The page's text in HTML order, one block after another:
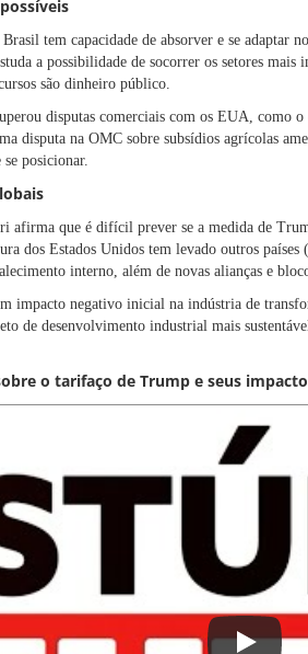
tem capacidade de absorver e se adaptar
a possibilidade de socorrer os setores mais
são dinheiro público.
disputas comerciais com os EUA, como
disputa na OMC sobre subsídios agrícolas
posicionar.
afirma que é difícil prever se a medida de
dos Estados Unidos tem levado outros
interno, além de novas alianças e
impacto negativo inicial na indústria de
de desenvolvimento industrial mais
o tarifaço de Trump e seus